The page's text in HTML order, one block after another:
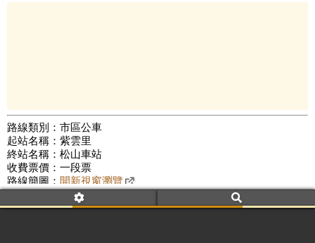
路線類別：市區公車
起站名稱：紫雲里
終站名稱：松山車站
收費票價：一段票
路線簡圖： 開新視窗瀏覽
附屬名稱：531
公車數量: 累計8599、上線7546